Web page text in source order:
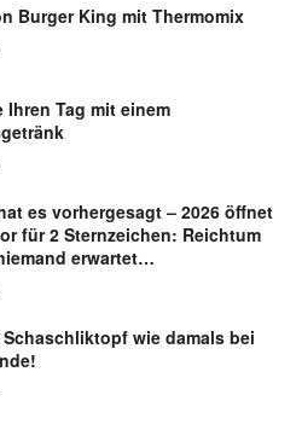
Burger King mit Thermomix
Ihren Tag mit einem
es vorhergesagt – 2026 öffnet
für 2 Sternzeichen: Reichtum
erwartet…
wie damals bei